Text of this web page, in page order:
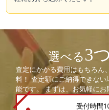
選べる3つ
査定にかかる費用はもちろん
料！ 査定額にご納得できな
能です。 まずは、お気軽にお
受付時間